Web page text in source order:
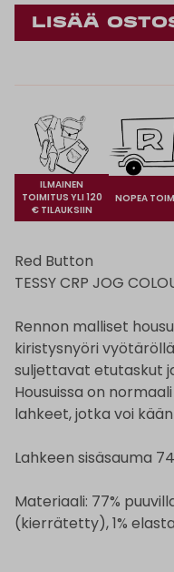
ILMAINEN
TOIMITUS YLI 120
€ TILAUKSIIN
NOPEA
Red Button
TESSY CRP JOG
Rennon malliset
kiristysnyöri
suljettavat etutaskut
Housuissa on
lahkeet, jotka voi
Lahkeen sisäsauma
Materiaali: 77%
(kierrätetty), 1%